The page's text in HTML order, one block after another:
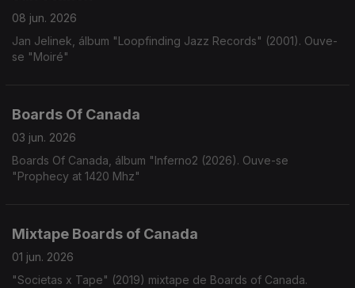
08 jun. 2026
Jan Jelinek, álbum "Loopfinding Jazz Records" (2001). Ouve-
se "Moiré"
Boards Of Canada
03 jun. 2026
Boards Of Canada, álbum "Inferno2 (2026). Ouve-se
"Prophecy at 1420 Mhz"
Mixtape Boards of Canada
01 jun. 2026
"Societas x Tape" (2019) mixtape de Boards of Canada.